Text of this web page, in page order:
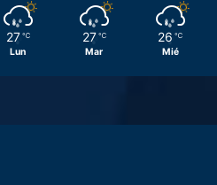
27 ℃
Lun
27 ℃
Mar
26 ℃
Mié